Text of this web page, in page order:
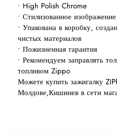
• High Polish Chrome
• Стилизованное
• Упакована в коробку,
чистых материалов
• Пожизненная гарантия
• Рекомендуем заправлять
топливом Zippo
Можете купить зажигалку
Молдове,Кишинев в сети